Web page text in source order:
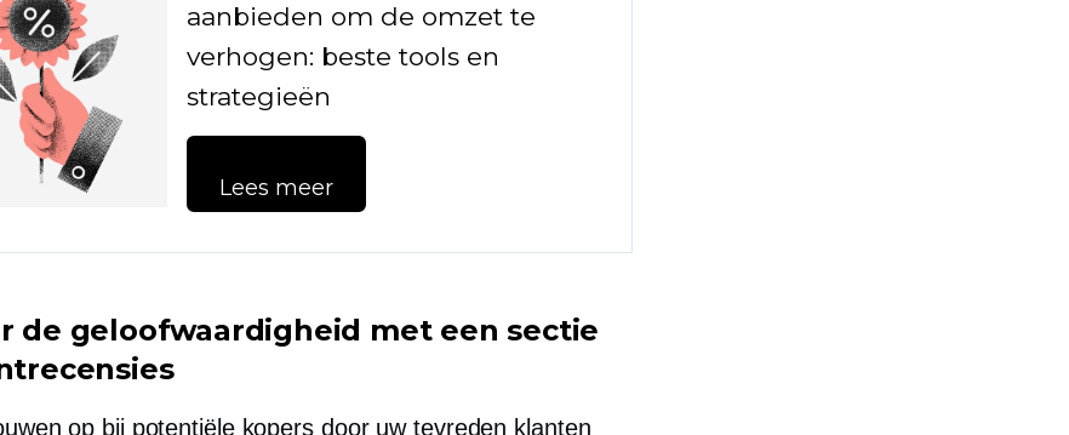
aanbieden om de omzet te
verhogen: beste tools en
strategieën
Lees meer
de geloofwaardigheid met een sectie
op bij potentiële kopers door uw tevreden klanten